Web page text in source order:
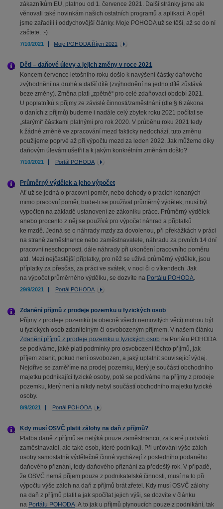
zákazníkům EU, platnou od 1. července 2021. Další stránky jsme ale
věnovali také novinkám našich ostatních programů a aplikací. A opět
jsme zařadili i oddychovější články. Moje POHODA už se těší, až se do ní
začtete. :-)
7/10/2021 Moje POHODA Říjen 2021
Děti – daňové úlevy a jejich změny v roce 2021
Koncem července letošního roku došlo k navýšení částky daňového
zvýhodnění na druhé a další dítě (zvýhodnění na jedno dítě zůstává
beze změny). Změna platí „zpětně“ pro celé zdaňovací období 2021.
U poplatníků s příjmy ze závislé činnosti/zaměstnání (dle § 6 zákona
o daních z příjmů) budeme i nadále celý zbytek roku 2021 počítat se
„starými“ částkami platnými pro rok 2020. V průběhu roku 2021 tedy
k žádné změně ve zpracování mezd fakticky nedochází, tuto změnu
použijeme poprvé až při výpočtu mezd za leden 2022. Jak můžeme díky
daňovým úlevám ušetřit a k jakým konkrétním změnám došlo?
7/10/2021 Portál POHODA
Průměrný výdělek a jeho výpočet
Ať už se jedná o pracovní poměr, nebo dohody o pracích konaných
mimo pracovní poměr, bude-li se používat průměrný výdělek, musí být
vypočten na základě ustanovení ze zákoníku práce. Průměrný výdělek
anebo procento z něj se používá pro výpočet náhrad a příplatků
ke mzdě. Jedná se o náhrady mzdy za dovolenou, při překážkách v práci
na straně zaměstnance nebo zaměstnavatele, náhradu za prvních 14 dní
pracovní neschopnosti, dále náhrady při ukončení pracovního poměru
atd. Mezi nejčastější příplatky, pro něž se užívá průměrný výdělek, jsou
příplatky za přesčas, za práci ve svátek, v noci či o víkendech. Jak
na výpočet průměrného výdělku, se dozvíte na Portálu POHODA.
29/9/2021 Portál POHODA
Zdanění příjmů z prodeje pozemku u fyzických osob
Příjmy z prodeje pozemků (a obecně všech nemovitých věcí) mohou být
u fyzických osob zdanitelným či osvobozeným příjmem. V našem článku
Zdanění příjmů z prodeje pozemku u fyzických osob na Portálu POHODA
se podíváme, jaké platí podmínky pro osvobození těchto příjmů, jak
příjem zdanit, pokud není osvobozen, a jaký uplatnit související výdaj.
Nejdříve se zaměříme na prodej pozemku, který je součástí obchodního
majetku podnikající fyzické osoby, poté se podíváme na příjmy z prodeje
pozemku, který není a nikdy nebyl součástí obchodního majetku fyzické
osoby.
8/9/2021 Portál POHODA
Kdy musí OSVČ platit zálohy na daň z příjmů?
Platba daně z příjmů se netýká pouze zaměstnanců, za které ji odvádí
zaměstnavatel, ale také osob, které podnikají. Při určování výše záloh
osoby samostatně výdělečně činné vycházejí z posledního podaného
daňového přiznání, tedy daňového přiznání za předešlý rok. V případě,
že OSVČ nemá příjem pouze z podnikatelské činnosti, musí na to při
výpočtu výše záloh na daň z příjmů brát zřetel. Kdy musí OSVČ zálohy
na daň z příjmů platit a jak spočítat jejich výši, se dozvíte v článku
na Portálu POHODA. A to jak u příjmů plynoucích pouze z podnikání, tak